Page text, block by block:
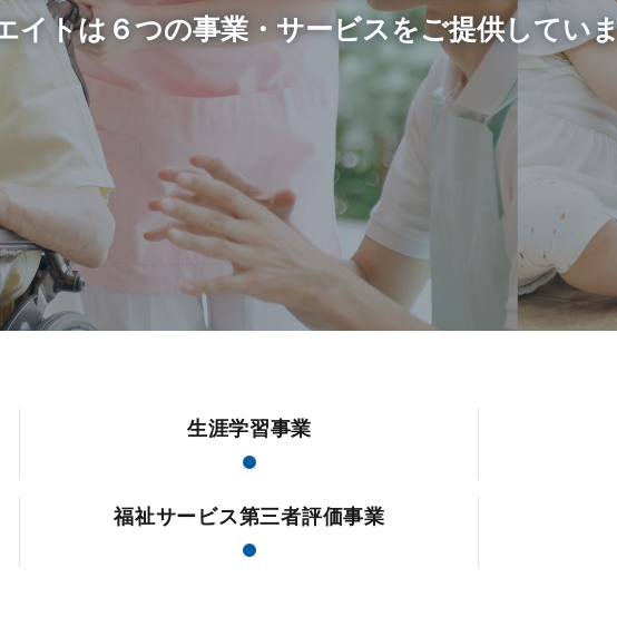
イトは６つの事業・サービスをご提供していま
生涯学習事業
福祉サービス第三者評価事業